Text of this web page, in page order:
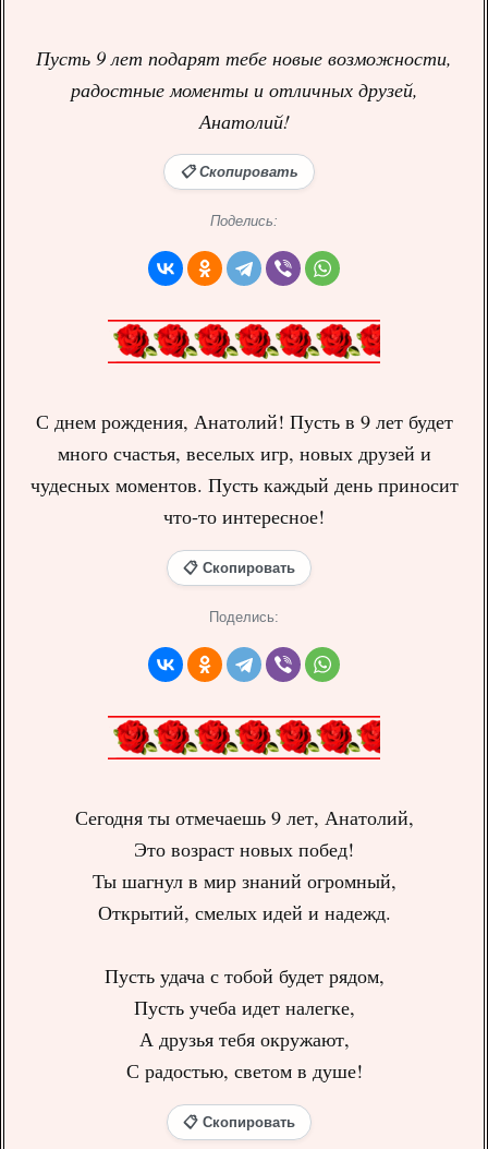
Пусть 9 лет подарят тебе новые возможности,
радостные моменты и отличных друзей,
Анатолий!
📋 Скопировать
Поделись:
С днем рождения, Анатолий! Пусть в 9 лет будет
много счастья, веселых игр, новых друзей и
чудесных моментов. Пусть каждый день приносит
что-то интересное!
📋 Скопировать
Поделись:
Сегодня ты отмечаешь 9 лет, Анатолий,
Это возраст новых побед!
Ты шагнул в мир знаний огромный,
Открытий, смелых идей и надежд.
Пусть удача с тобой будет рядом,
Пусть учеба идет налегке,
А друзья тебя окружают,
С радостью, светом в душе!
📋 Скопировать